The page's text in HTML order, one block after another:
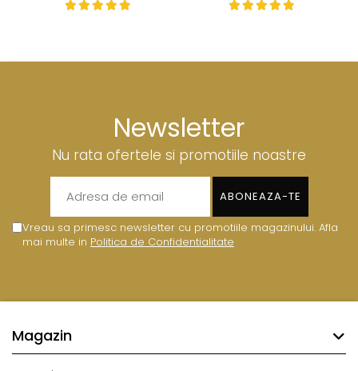
Newsletter
Nu rata ofertele si promotiile noastre
Vreau sa primesc newsletter cu promotiile magazinului. Afla
mai multe in Politica de Confidentialitate
Magazin